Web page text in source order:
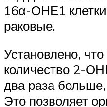
16α-ОНЕ1
раковые.
Установлено,
количество 2-
два раза
Это позволяет